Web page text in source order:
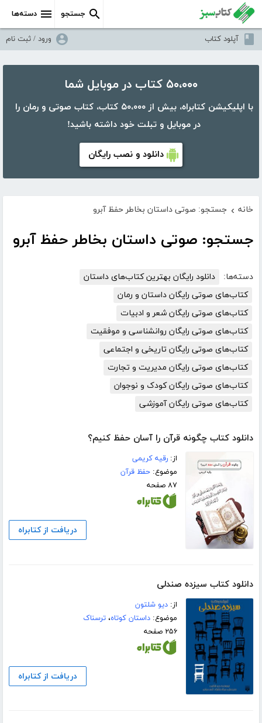
دسته‌ها جستجو
آپلود کتاب ورود / ثبت نام
۵۰،۰۰۰ کتاب در موبایل شما
با اپلیکیشن کتابراه، بیش از ۵۰،۰۰۰ کتاب، کتاب صوتی و رمان را
در موبایل و تبلت خود داشته باشید!
دانلود و نصب رایگان
خانه › جستجو: صوتی داستان بخاطر حفظ آبرو
جستجو: صوتی داستان بخاطر حفظ آبرو
دسته‌ها:
دانلود رایگان بهترین کتاب‌های داستان
کتاب‌های صوتی رایگان داستان و رمان
کتاب‌های صوتی رایگان شعر و ادبیات
کتاب‌های صوتی رایگان روانشناسی و موفقیت
کتاب‌های صوتی رایگان تاریخی و اجتماعی
کتاب‌های صوتی رایگان مدیریت و تجارت
کتاب‌های صوتی رایگان کودک و نوجوان
کتاب‌های صوتی رایگان آموزشی
دانلود کتاب چگونه قرآن را آسان حفظ کنیم؟
از:رقیه کریمی
موضوع:حفظ قرآن
۸۷ صفحه
دریافت از کتابراه
دانلود کتاب سیزده صندلی
از:دیو شلتون
موضوع:داستان کوتاه،ترسناک
۲۵۶ صفحه
دریافت از کتابراه